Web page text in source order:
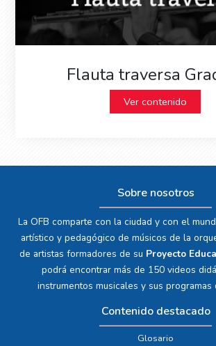
Flauta traversa
Ver contenido
Sobre nosotros
La OFB comparte con la ciudad y con el
artístico y pedagógico de músicos de la
de artistas formadores de su Proyecto
podrá encontrar más de 150 videos
instrumentos musicales y sus programas
Contenido destacado
Glosario